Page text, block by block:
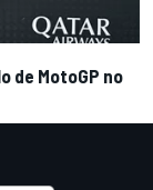
de MotoGP no